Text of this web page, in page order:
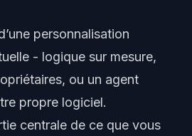
personnalisation
- logique sur mesure,
ou un agent
propre logiciel.
centrale de ce que vous